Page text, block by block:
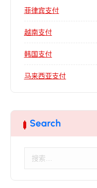
菲律宾支付
越南支付
韩国支付
马来西亚支付
Search